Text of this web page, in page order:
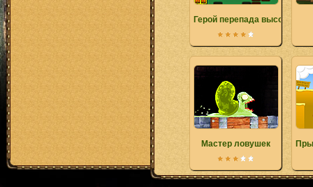
Герой перепада высот
Мастер ловушек